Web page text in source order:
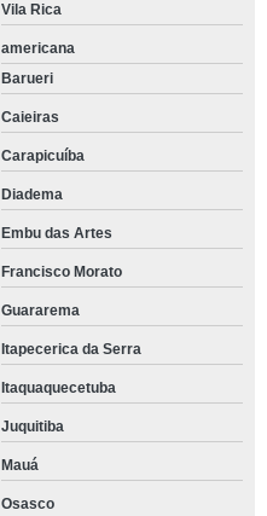
Vila Rica
americana
Barueri
Caieiras
Carapicuíba
Diadema
Embu das Artes
Francisco Morato
Guararema
Itapecerica da Serra
Itaquaquecetuba
Juquitiba
Mauá
Osasco